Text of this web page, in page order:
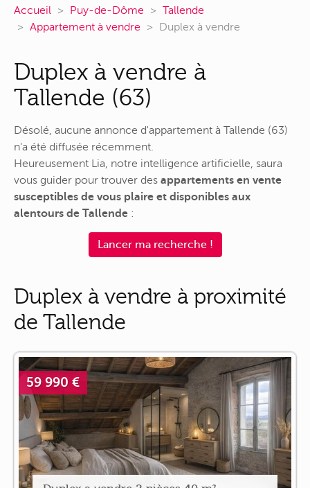
Accueil Puy-de-Dôme
Tallende
Appartement à vendre
Duplex à vendre
Duplex à vendre à
Tallende (63)
Désolé, aucune annonce d'appartement à Tallende (63)
n'a été diffusée récemment.
Heureusement Lia, notre intelligence artificielle, saura
vous guider pour trouver des appartements en vente
susceptibles de vous plaire et disponibles aux
alentours de Tallende :
Lancer ma recherche !
Duplex à vendre à proximité
de Tallende
59 990 €